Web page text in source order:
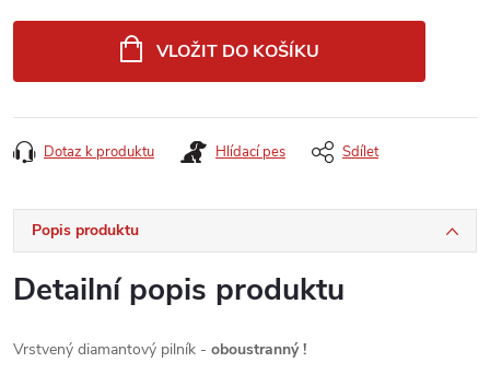
VLOŽIT DO KOŠÍKU
Dotaz k produktu Hlídací pes Sdílet
Popis produktu
Detailní popis produktu
Vrstvený diamantový pilník - oboustranný !